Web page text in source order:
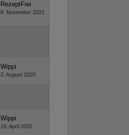
RezeptFrei
8. November 2021
Wippi
2. August 2020
Wippi
19. April 2020